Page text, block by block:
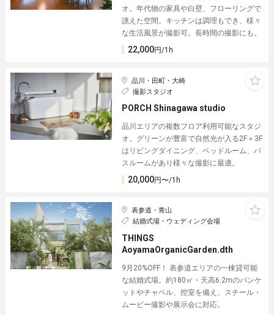
オ。年代物の家具や白壁、フローリングで
誂えた空間。キッチンは調理もでき、様々
な生活風景が撮影可。長時間の撮影にも。
22,000円/1h
品川・田町・大崎
撮影スタジオ
PORCH Shinagawa studio
品川エリアの複数フロア利用可能なスタジ
オ。グリーンが豊富で自然光が入る2F＋3F
はリビングダイニング、ベッドルーム、バ
スルームがあり様々な撮影に最適。
20,000円〜/1h
表参道・青山
結婚式場・ウェディング会場
THINGS
AoyamaOrganicGarden.dth
9月20%OFF！ 表参道エリアの一棟貸可能
な結婚式場。約180㎡・天高6.2mのバンケ
ットやチャペル、控室を備え、スチール・
ムービー撮影や展示会に対応。